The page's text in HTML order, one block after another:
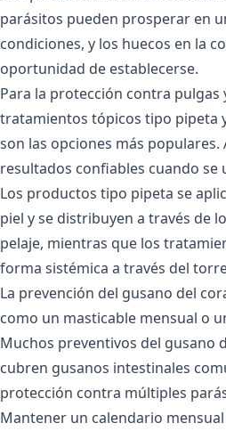
parásitos pueden prosperar en
condiciones, y los huecos en la
oportunidad de establecerse.
Para la protección contra pulgas
tratamientos tópicos tipo pipeta
son las opciones más populares.
resultados confiables cuando se
Los productos tipo pipeta se
piel y se distribuyen a través de
pelaje, mientras que los
forma sistémica a través del
La prevención del gusano del
como un masticable mensual o
Muchos preventivos del gusano
cubren gusanos intestinales
protección contra múltiples
Mantener un calendario